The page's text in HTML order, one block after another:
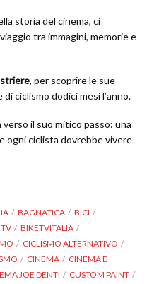
storia del cinema, ci
tra immagini, memorie e
, per scoprire le sue
ciclismo dodici mesi l’anno.
il suo mitico passo: una
ogni ciclista dovrebbe vivere
BAGNATICA
BICI
BIKETVITALIA
CICLISMO ALTERNATIVO
CINEMA
CINEMA E
JOE DENTI
CUSTOM PAINT